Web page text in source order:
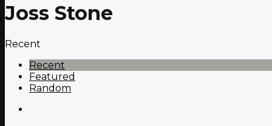
Joss Stone
Recent
Recent
Featured
Random